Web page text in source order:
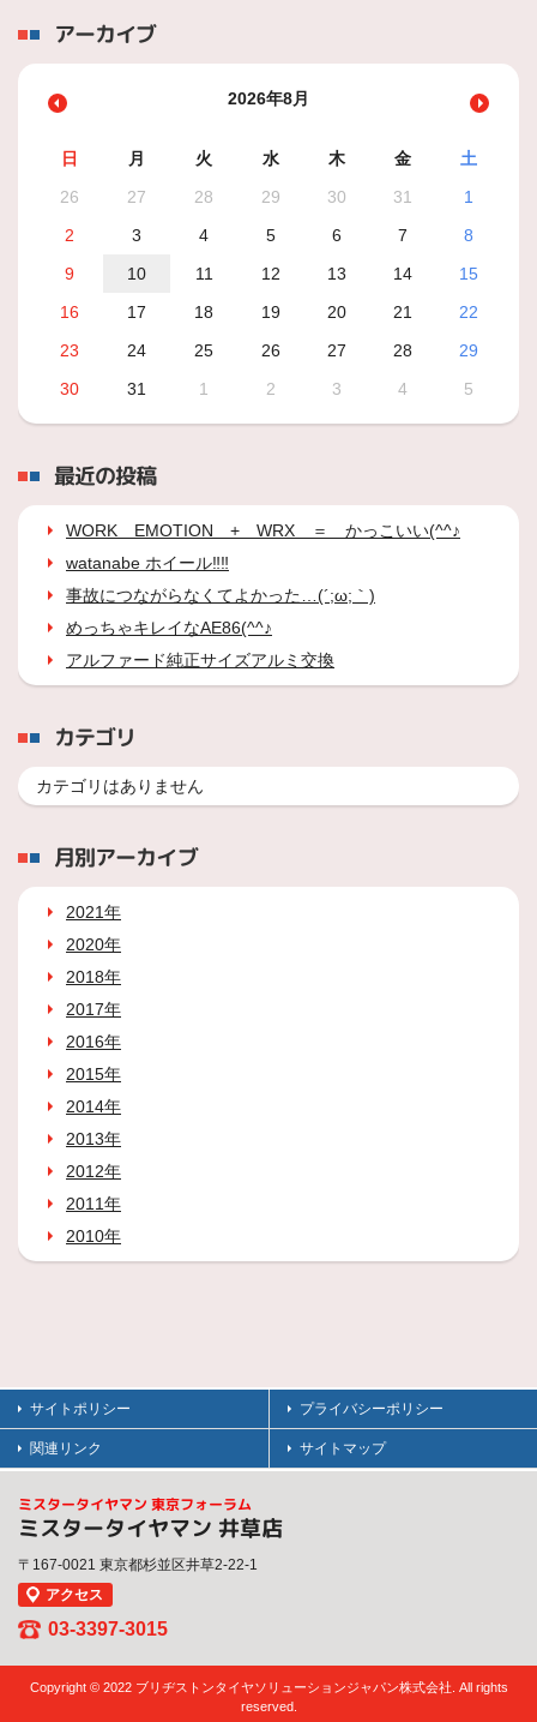
アーカイブ
2026年8月
日 月 火 水 木 金
土
26
27 28 29 30 31
1
2
3 4 5 6 7
8
9
10 11 12 13 14
15
16
17 18 19 20 21
22
23
24 25 26 27 28
29
30
31 1 2 3 4 5
最近の投稿
WORK EMOTION + WRX ＝ かっこいい(^^♪
watanabe ホイール‼‼
事故につながらなくてよかった…(´;ω;｀)
めっちゃキレイなAE86(^^♪
アルファード純正サイズアルミ交換
カテゴリ
カテゴリはありません
月別アーカイブ
2021年
2020年
2018年
2017年
2016年
2015年
2014年
2013年
2012年
2011年
2010年
サイトポリシー プライバシーポリシー
関連リンク サイトマップ
ミスタータイヤマン 東京フォーラム
ミスタータイヤマン 井草店
〒167-0021 東京都杉並区井草2-22-1
アクセス
03-3397-3015
Copyright © 2022 ブリヂストンタイヤソリューションジャパン株式会社. All rights
reserved.